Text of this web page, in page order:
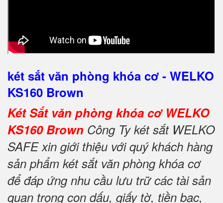
két sắt văn phòng khóa cơ - WELKO
KS160 Brown
Két Sắt văn phòng khóa cơ WELKO
KS160 Brown Công Ty két sắt WELKO
SAFE xin giới thiệu với quý khách hàng
sản phẩm két sắt văn phòng khóa cơ
để đáp ứng nhu cầu lưu trữ các tài sản
quan trọng con dấu, giấy tờ, tiền bạc,